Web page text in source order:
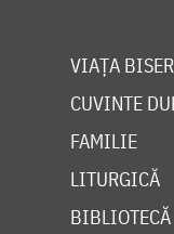
VIAȚA
CUVINTE
FAMILIE
LITURGICĂ
BIBLIOTECĂ